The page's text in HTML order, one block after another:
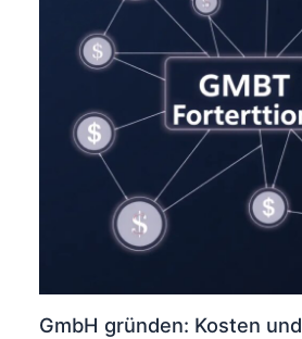
GmbH gründen: Kosten und